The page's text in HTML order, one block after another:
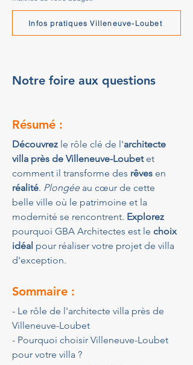
Infos pratiques Villeneuve-Loubet
Notre foire aux questions
Résumé :
Découvrez le rôle clé de l'architecte
villa près de Villeneuve-Loubet et
comment il transforme des rêves en
réalité. Plongée au cœur de cette
belle ville où le patrimoine et la
modernité se rencontrent. Explorez
pourquoi GBA Architectes est le choix
idéal pour réaliser votre projet de villa
d'exception.
Sommaire :
- Le rôle de l'architecte villa près de
Villeneuve-Loubet
- Pourquoi choisir Villeneuve-Loubet
pour votre villa ?